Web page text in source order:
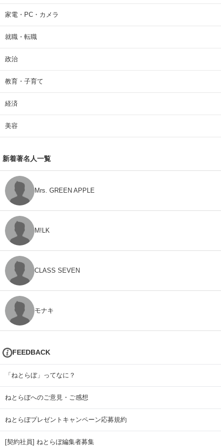
家電・PC・カメラ
就職・転職
政治
教育・子育て
経済
美容
新着著名人一覧
Mrs. GREEN APPLE
M!LK
CLASS SEVEN
モナキ
FEEDBACK
「ねとらぼ」ってなに？
ねとらぼへのご意見・ご感想
ねとらぼプレゼントキャンペーン応募規約
[契約社員] ねとらぼ編集者募集